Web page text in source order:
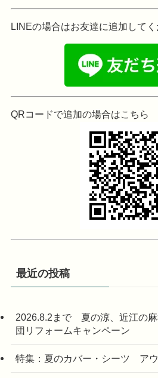
LINEの場合はお友達に追加してく
QRコードで追加の場合はこちら
最近の投稿
2026.8.2まで 夏の涼、近江の
団リフォームキャンペーン
特集：夏のカバー・シーツ ア